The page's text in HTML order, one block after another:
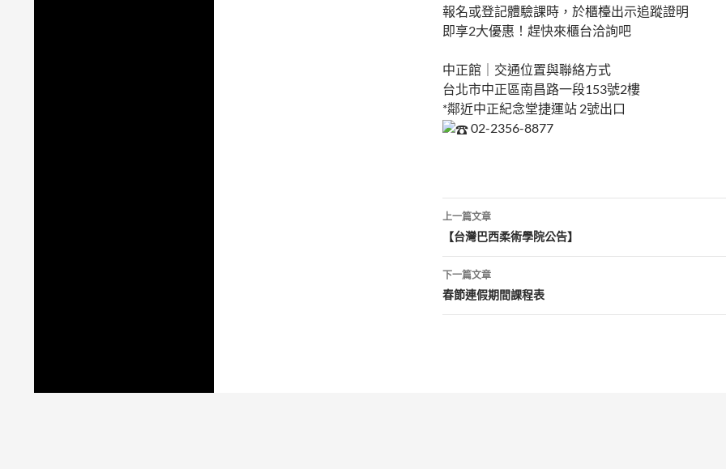
報名或登記體驗課時，於櫃檯出示追蹤證明
即享2大優惠！趕快來櫃台洽詢吧
中正館｜交通位置與聯絡方式
台北市中正區南昌路一段153號2樓
*鄰近中正紀念堂捷運站 2號出口
02-2356-8877
文
章
導
覽
上一篇文章
【台灣巴西柔術學院公告】
下一篇文章
春節連假期間課程表